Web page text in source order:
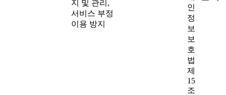
지 및 관리,
서비스 부정
이용 방지
인
정
보
보
호
법
제
15
조